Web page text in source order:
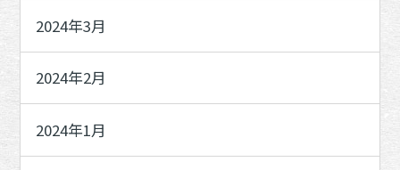
2024年3月
2024年2月
2024年1月